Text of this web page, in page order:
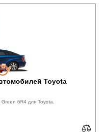
Toyota
6R4 для Toyota.